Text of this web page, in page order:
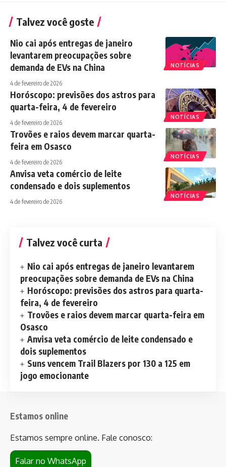
Talvez você goste
NOTÍCIAS
Nio cai após entregas de janeiro
levantarem preocupações sobre
demanda de EVs na China
4 de fevereiro de 2026
NOTÍCIAS
Horóscopo: previsões dos astros para
quarta-feira, 4 de fevereiro
4 de fevereiro de 2026
NOTÍCIAS
Trovões e raios devem marcar quarta-
feira em Osasco
4 de fevereiro de 2026
NOTÍCIAS
Anvisa veta comércio de leite
condensado e dois suplementos
4 de fevereiro de 2026
Talvez você curta
Nio cai após entregas de janeiro levantarem
preocupações sobre demanda de EVs na China
Horóscopo: previsões dos astros para quarta-
feira, 4 de fevereiro
Trovões e raios devem marcar quarta-feira em
Osasco
Anvisa veta comércio de leite condensado e
dois suplementos
Suns vencem Trail Blazers por 130 a 125 em
jogo emocionante
Estamos online
Estamos sempre online. Fale conosco:
Falar no WhatsApp